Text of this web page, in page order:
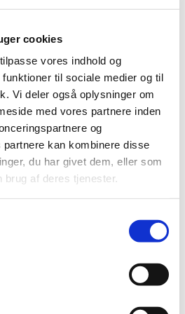
cookies
vores indhold og
til sociale medier og til
Vi deler også oplysninger om
med vores partnere inden
og
kan kombinere disse
du har givet dem, eller som
brug af deres tjenester.
help you
a personalized consultation
us now